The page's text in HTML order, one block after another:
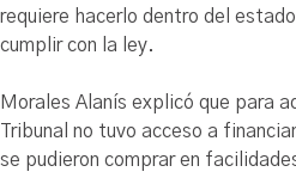
requiere hacerlo dentro del
cumplir con la ley.
Morales Alanís explicó que para
Tribunal no tuvo acceso a
se pudieron comprar en